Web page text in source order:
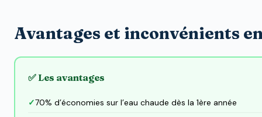
Avantages et inconvénients
✅ Les avantages
70% d’économies sur l’eau chaude dès la 1ère année